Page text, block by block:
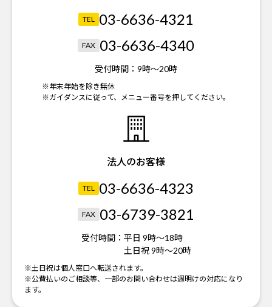
TEL 03-6636-4321
FAX 03-6636-4340
受付時間： 9時～20時
※年末年始を除き無休
※ガイダンスに従って、メニュー番号を押してください。
法人のお客様
TEL 03-6636-4323
FAX 03-6739-3821
受付時間： 平日 9時～18時
土日祝 9時～20時
※土日祝は個人窓口へ転送されます。
※公費払いのご相談等、一部のお問い合わせは週明けの対応になり
ます。